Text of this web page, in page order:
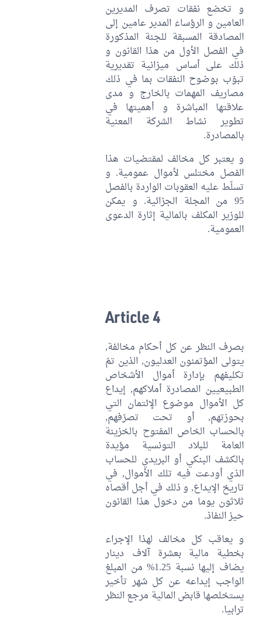
و تخضع نفقات تصرف المديرين
العامين و الرؤساء المدير عامين إلى
المصادقة المسبقة للجنة المذكورة
في الفصل الأول من هذا القانون و
ذلك على أساس ميزانية تقديرية
تبوّب بوضوح النفقات بما في ذلك
مصاريف المهمات بالخارج و مدى
علاقتها المباشرة و أهميتها في
تطوير نشاط الشركة المعنية
بالمصادرة.
و يعتبر كل مخالف لمقتضيات هذا
الفصل مختلس لأموال عمومية. و
تسلّط عليه العقوبات الواردة بالفصل
95 من المجلة الجزائية. و يمكن
للوزير المكلف بالمالية إثارة الدعوى
العمومية.
Article 4
بصرف النظر عن كل أحكام مخالفة,
يتولى المؤتمنون العدليون, الذين تمّ
تكليفهم بإدارة أموال الأشخاص
الطبيعيين المصادرة أملاكهم, إيداع
كل الأموال موضوع الإئتمان التي
بحوزتهم, أو تحت تصرّفهم,
بالحساب الخاص المفتوح بالخزينة
العامة للبلاد التونسية مؤيدة
بالكشف البنكي أو البريدي للحساب
الذي أودعت فيه تلك الأموال, في
تاريخ الإيداع, و ذلك في أجل أقصاه
ثلاثون يوما من دخول هذا القانون
حيز النفاذ.
و يعاقب كل مخالف لهذا الإجراء
بخطية مالية بعشرة آلاف دينار
يضاف إليها نسبة 1.25% من المبلغ
الواجب إيداعه عن كل شهر تأخير
يستخلصها قابض المالية مرجع النظر
ترابيا.